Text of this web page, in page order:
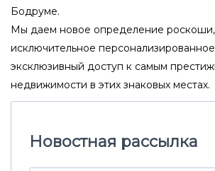
Бодруме.
Мы даем новое определение роскоши,
исключительное
эксклюзивный доступ к самым
недвижимости в этих знаковых местах.
Новостная рассылка